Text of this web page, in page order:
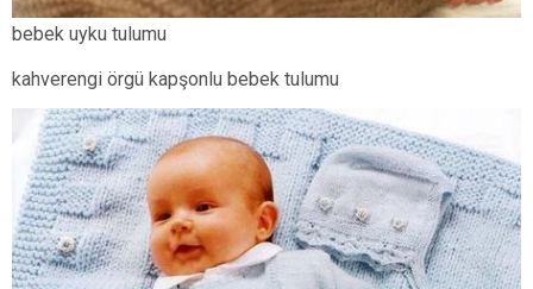
bebek uyku tulumu
kahverengi örgü kapşonlu bebek tulumu